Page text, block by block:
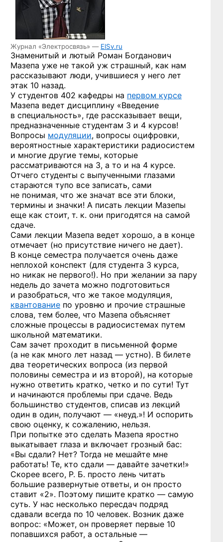
Журнал «Электросвязь» — ElSv.ru
Знаменитый и лютый Роман Богданович
Мазепа уже не такой уж страшный, как нам
рассказывают люди, учившиеся у него лет
этак 10 назад.
У студентов 402 кафедры на первом курсе
Мазепа ведет дисциплину «Введение
в специальность», где рассказывает вещи,
предназначенные студентам 3 и 4 курсов!
Вопросы модуляции, вопросы оцифровки,
вероятностные характеристики радиосистем
и многие другие темы, которые
рассматриваются на 3, а то и на 4 курсе.
Отчего студенты с выпученными глазами
стараются тупо все записать, сами
не понимая, что же значат все эти блоки,
термины и значки! А писать лекции Мазепы
еще как стоит, т. к. они пригодятся на самой
сдаче.
Сами лекции Мазепа ведет хорошо, а в конце
отмечает (но присутствие ничего не дает).
В конце семестра получается очень даже
неплохой конспект (для студента 3 курса,
но никак не первого!). Но при желании за пару
недель до зачета можно подготовиться
и разобраться, что же такое модуляция,
квантование по уровню и прочие страшные
слова, тем более, что Мазепа объясняет
сложные процессы в радиосистемах путем
школьной математики.
Сам зачет проходит в письменной форме
(а не как много лет назад — устно). В билете
два теоретических вопроса (из первой
половины семестра и из второй), на которые
нужно ответить кратко, четко и по сути! Тут
и начинаются проблемы при сдаче. Ведь
большинство студентов, списав из лекций
один в один, получают — «неуд.»! И оспорить
свою оценку, к сожалению, нельзя.
При попытке это сделать Мазепа яростно
выкатывает глаза и включает грозный бас:
«Вы сдали? Нет? Тогда не мешайте мне
работать! Те, кто сдали — давайте зачетки!»
Скорее всего, Р. Б. просто лень читать
большие развернутые ответы, и он просто
ставит «2». Поэтому пишите кратко — самую
суть. У нас несколько пересдач подряд
сдавали всегда по 10 человек. Возник даже
вопрос: «Может, он проверяет первые 10
попавшихся работ, а остальные —